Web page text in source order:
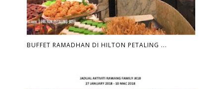
BUFFET RAMADHAN DI HILTON PETALING ...